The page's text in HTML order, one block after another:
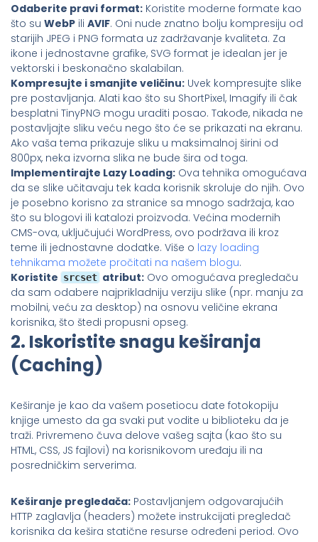
Odaberite pravi format: Koristite moderne formate kao
što su WebP ili AVIF. Oni nude znatno bolju kompresiju od
starijih JPEG i PNG formata uz zadržavanje kvaliteta. Za
ikone i jednostavne grafike, SVG format je idealan jer je
vektorski i beskonačno skalabilan.
Kompresujte i smanjite veličinu: Uvek kompresujte slike
pre postavljanja. Alati kao što su ShortPixel, Imagify ili čak
besplatni TinyPNG mogu uraditi posao. Takođe, nikada ne
postavljajte sliku veću nego što će se prikazati na ekranu.
Ako vaša tema prikazuje sliku u maksimalnoj širini od
800px, neka izvorna slika ne bude šira od toga.
Implementirajte Lazy Loading: Ova tehnika omogućava
da se slike učitavaju tek kada korisnik skroluje do njih. Ovo
je posebno korisno za stranice sa mnogo sadržaja, kao
što su blogovi ili katalozi proizvoda. Većina modernih
CMS-ova, uključujući WordPress, ovo podržava ili kroz
teme ili jednostavne dodatke. Više o lazy loading
tehnikama možete pročitati na našem blogu.
Koristite srcset atribut: Ovo omogućava pregledaču
da sam odabere najprikladniju verziju slike (npr. manju za
mobilni, veću za desktop) na osnovu veličine ekrana
korisnika, što štedi propusni opseg.
2. Iskoristite snagu keširanja
(Caching)
Keširanje je kao da vašem posetiocu date fotokopiju
knjige umesto da ga svaki put vodite u biblioteku da je
traži. Privremeno čuva delove vašeg sajta (kao što su
HTML, CSS, JS fajlovi) na korisnikovom uređaju ili na
posredničkim serverima.
Keširanje pregledača: Postavljanjem odgovarajućih
HTTP zaglavlja (headers) možete instrukcijati pregledač
korisnika da kešira statične resurse određeni period. Ovo